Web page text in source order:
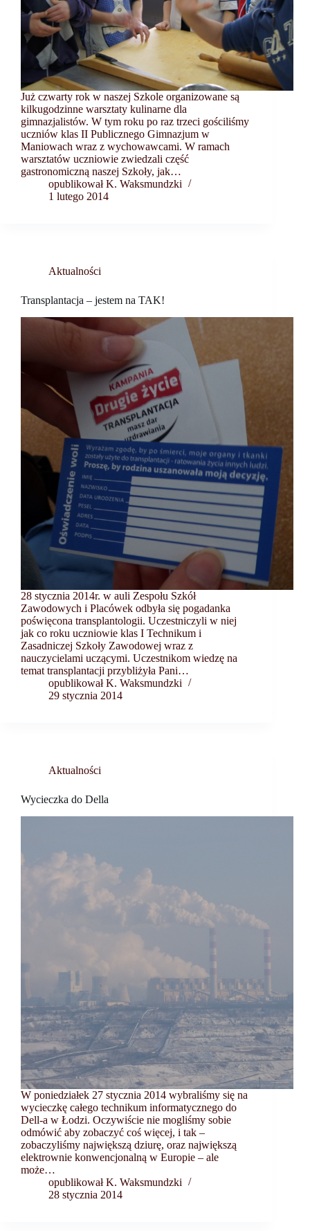
Już czwarty rok w naszej Szkole organizowane są
kilkugodzinne warsztaty kulinarne dla
gimnazjalistów. W tym roku po raz trzeci gościliśmy
uczniów klas II Publicznego Gimnazjum w
Maniowach wraz z wychowawcami. W ramach
warsztatów uczniowie zwiedzali część
gastronomiczną naszej Szkoły, jak…
opublikował K. Waksmundzki
1 lutego 2014
Aktualności
Transplantacja – jestem na TAK!
28 stycznia 2014r. w auli Zespołu Szkół
Zawodowych i Placówek odbyła się pogadanka
poświęcona transplantologii. Uczestniczyli w niej
jak co roku uczniowie klas I Technikum i
Zasadniczej Szkoły Zawodowej wraz z
nauczycielami uczącymi. Uczestnikom wiedzę na
temat transplantacji przybliżyła Pani…
opublikował K. Waksmundzki
29 stycznia 2014
Aktualności
Wycieczka do Della
W poniedziałek 27 stycznia 2014 wybraliśmy się na
wycieczkę całego technikum informatycznego do
Dell-a w Łodzi. Oczywiście nie mogliśmy sobie
odmówić aby zobaczyć coś więcej, i tak –
zobaczyliśmy największą dziurę, oraz największą
elektrownie konwencjonalną w Europie – ale
może…
opublikował K. Waksmundzki
28 stycznia 2014